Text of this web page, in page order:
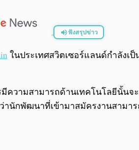
ฟังสรุปข่าว
ในประเทศสวิตเซอร์แลนด์กำลังเ
ความสามารถด้านเทคโนโลยีนั้นจ
านักพัฒนาที่เข้ามาสมัครงานสามาร